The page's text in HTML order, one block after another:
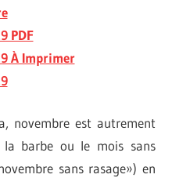
PDF
À Imprimer
novembre est autrement
barbe ou le mois sans
sans rasage») en